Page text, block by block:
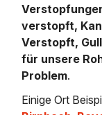
verstopft,
Verstopft,
für unsere
Problem.
Einige Ort